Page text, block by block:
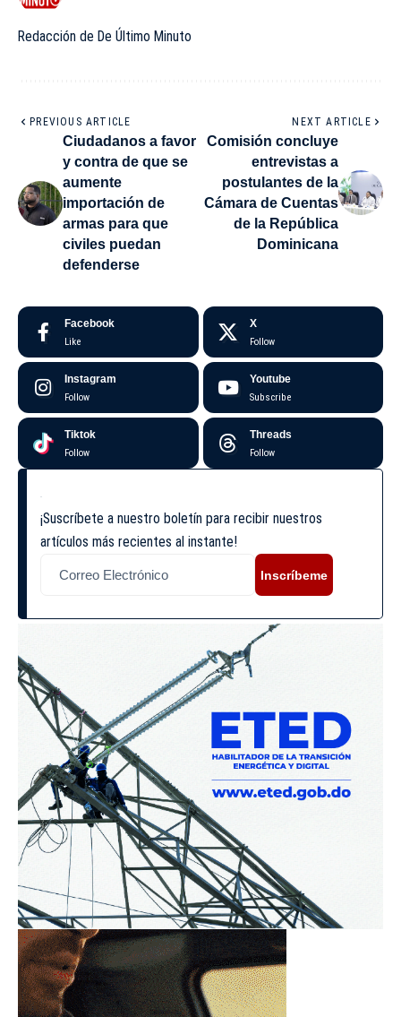
Redacción de De Último Minuto
PREVIOUS ARTICLE
Ciudadanos a favor
y contra de que se
aumente
importación de
armas para que
civiles puedan
defenderse
NEXT ARTICLE
Comisión concluye
entrevistas a
postulantes de la
Cámara de Cuentas
de la República
Dominicana
Facebook
Like
X
Follow
Instagram
Follow
Youtube
Subscribe
Tiktok
Follow
Threads
Follow
¡Suscríbete a nuestro boletín para recibir nuestros
artículos más recientes al instante!
Inscríbeme